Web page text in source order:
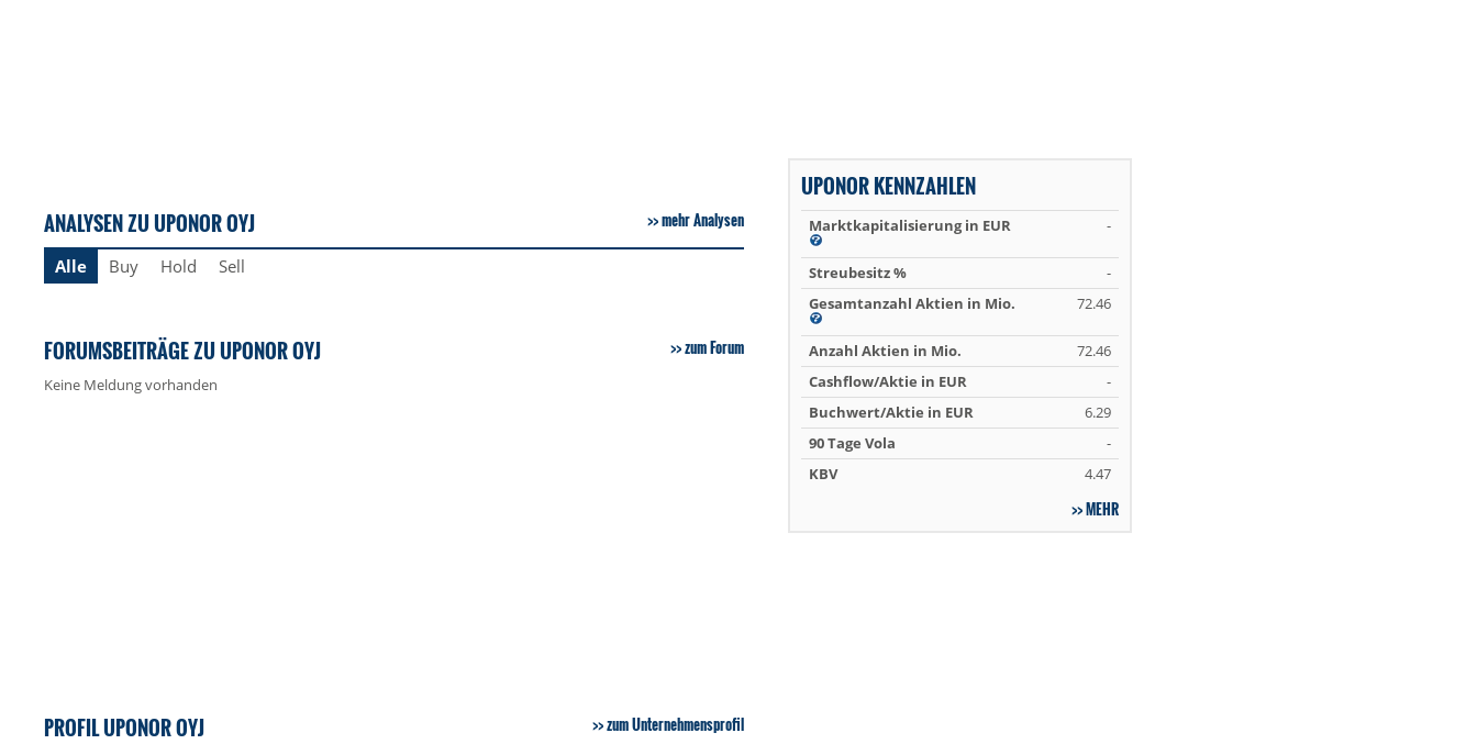
ANALYSEN ZU UPONOR OYJ mehr Analysen
Alle Buy Hold Sell
FORUMSBEITRÄGE ZU UPONOR OYJ zum Forum
Keine Meldung vorhanden
PROFIL UPONOR OYJ zum Unternehmensprofil
UPONOR KENNZAHLEN
Marktkapitalisierung in EUR -
Streubesitz %
-
Gesamtanzahl Aktien in Mio.
72.46
Anzahl Aktien in Mio.
72.46
Cashflow/Aktie in EUR
-
Buchwert/Aktie in EUR
6.29
90 Tage Vola
-
KBV
4.47
MEHR